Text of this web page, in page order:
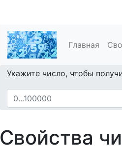
Главная
Укажите число, чтобы
Свойства